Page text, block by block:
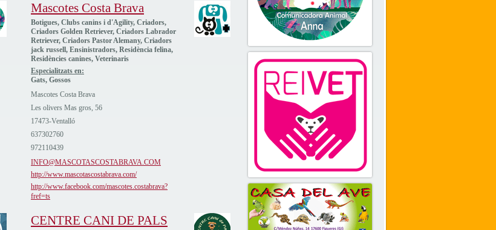
Mascotes Costa Brava
Botigues, Clubs canins i d'Agility, Criadors,
Criadors Golden Retriever, Criadors Labrador
Retriever, Criadors Pastor Alemany, Criadors
jack russell, Ensinistradors, Residència felina,
Residències canines, Veterinaris
Especialitzats en:
Gats, Gossos
Mascotes Costa Brava
Les olivers Mas gros, 56
17473-Ventalló
637302760
972110439
INFO@MASCOTASCOSTABRAVA.COM
http://www.mascotascostabrava.com/
http://www.facebook.com/mascotes.costabrava?
fref=ts
CENTRE CANI DE PALS